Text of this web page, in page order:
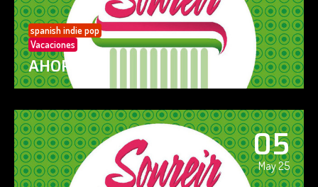
spanish indie pop
Vacaciones
AHORA SÍ!
05
May 25